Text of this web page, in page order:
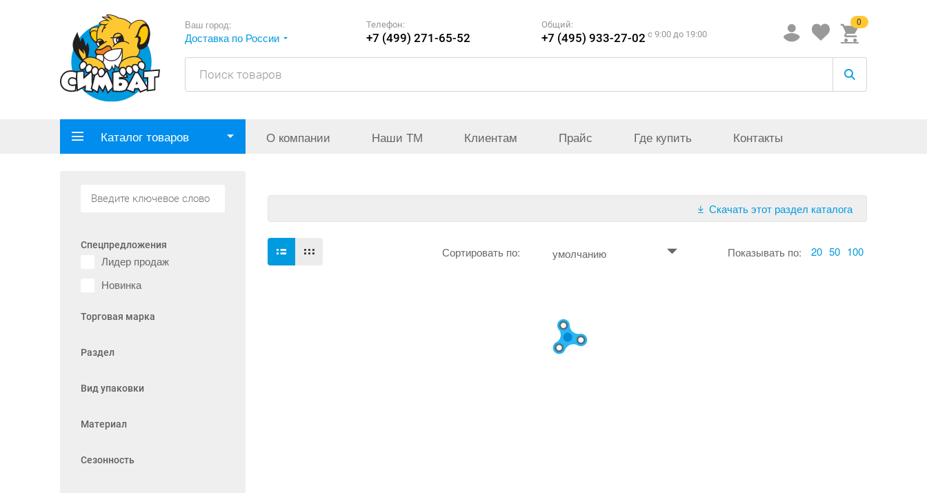
Ваш город:
Доставка по России
Телефон:
+7 (499) 271-65-52
Общий:
+7 (495) 933-27-02 c 9:00 до 19:00
0
Каталог товаров О компании Наши ТМ Клиентам Прайс Где купить Контакты
Спецпредложения
Лидер продаж
Новинка
Торговая марка
Раздел
Вид упаковки
Материал
Сезонность
Скачать этот раздел каталога
Сортировать по: умолчанию Показывать по: 20 50 100